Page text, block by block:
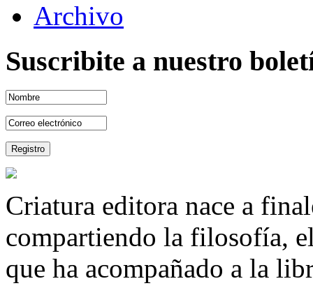
Archivo
Suscribite a nuestro
Criatura editora nace a
compartiendo la filosofía,
que ha acompañado a la